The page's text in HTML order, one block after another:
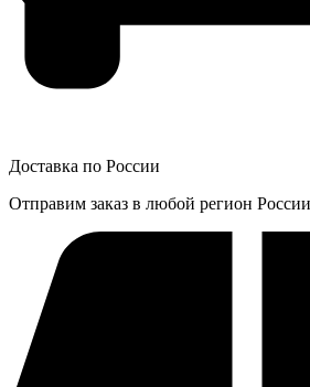
Доставка по России
Отправим заказ в любой регион